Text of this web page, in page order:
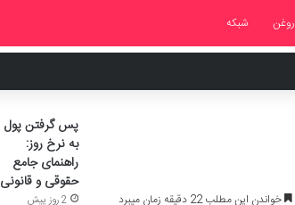
روغن شبکه
خواندن این مطلب 22 دقیقه زمان میبرد
پس گرفتن پول
به نرخ روز:
راهنمای جامع
حقوقی و قانونی
2 روز پیش